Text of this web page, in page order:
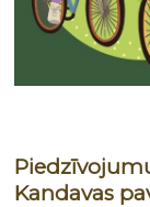
Kandavas